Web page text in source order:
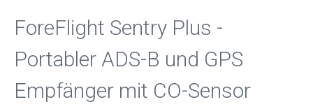
ForeFlight Sentry Plus -
Portabler ADS-B und GPS
Empfänger mit CO-Sensor